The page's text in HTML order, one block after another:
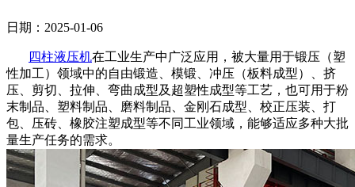
日期：2025-01-06
四柱液压机在工业生产中广泛应用，被大量用于锻压（塑
性加工）领域中的自由锻造、模锻、冲压（板料成型）、挤
压、剪切、拉伸、弯曲成型及超塑性成型等工艺，也可用于粉
末制品、塑料制品、磨料制品、金刚石成型、校正压装、打
包、压砖、橡胶注塑成型等不同工业领域，能够适应多种大批
量生产任务的需求。